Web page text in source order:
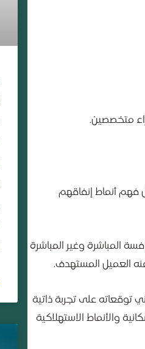
متخصصين.
أنماط إنفاقهم
المباشرة وغير المباشرة
العميل المستهدف.
توقعاته على تجربة ذاتية
والأنماط الاستهلاكية